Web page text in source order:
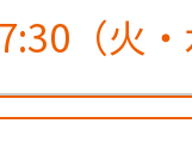
（火